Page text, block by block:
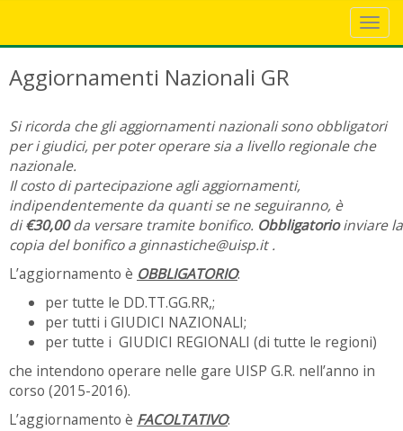
Aggiornamenti Nazionali GR
Si ricorda che gli aggiornamenti nazionali sono obbligatori
per i giudici, per poter operare sia a livello regionale che
nazionale.
Il costo di partecipazione agli aggiornamenti,
indipendentemente da quanti se ne seguiranno, è
di€30,00da versare tramite bonifico. Obbligatorioinviare la
copia del bonifico a ginnastiche@uisp.it .
L’aggiornamento è OBBLIGATORIO:
per tutte le DD.TT.GG.RR,;
per tutti i GIUDICI NAZIONALI;
per tutte i GIUDICI REGIONALI (di tutte le regioni)
che intendono operare nelle gare UISP G.R. nell’anno in
corso (2015-2016).
L’aggiornamento è FACOLTATIVO: